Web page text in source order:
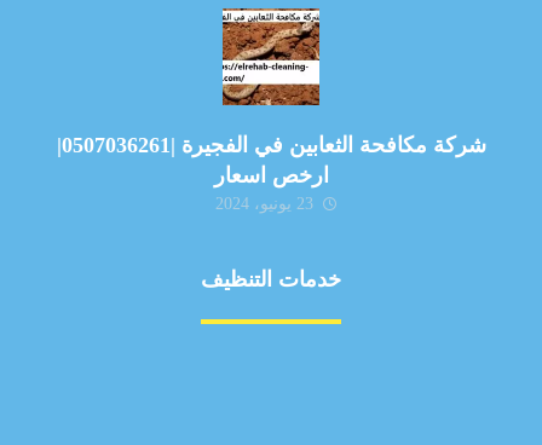
شركة مكافحة الثعابين في الفجيرة |0507036261|
ارخص اسعار
23 يونيو، 2024
خدمات التنظيف